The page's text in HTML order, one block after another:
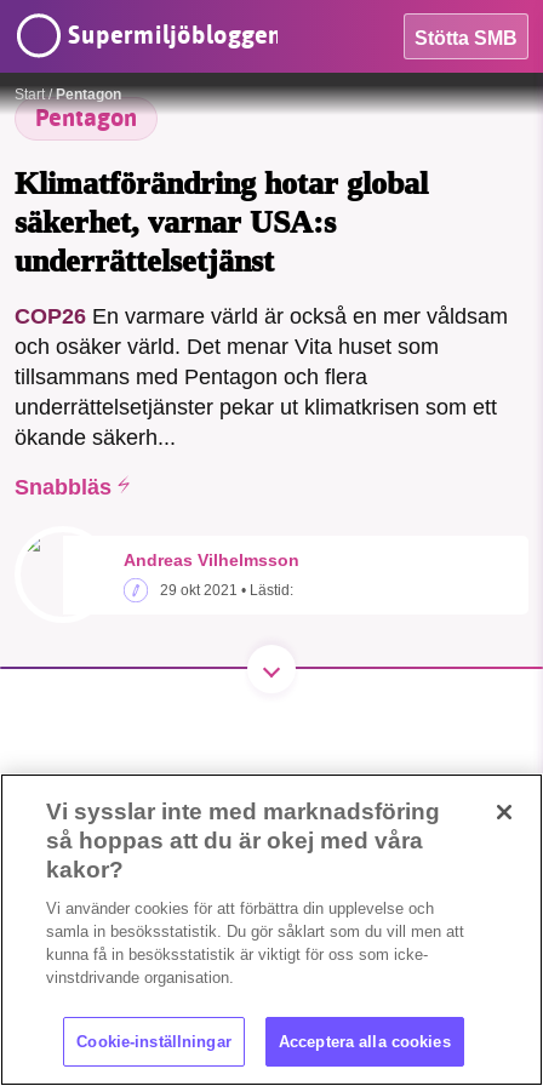
Supermiljöbloggen Stötta SMB
OMRÅDEN
MILJÖFAKTA
OM OSS
Sök Sparade inlägg Tipsa oss
Facebook Instagram
Start/Pentagon
Pentagon
Klimatförändring hotar global
säkerhet, varnar USA:s
underrättelsetjänst
COP26 En varmare värld är också en mer våldsam
och osäker värld. Det menar Vita huset som
tillsammans med Pentagon och flera
underrättelsetjänster pekar ut klimatkrisen som ett
ökande säkerh...
Snabbläs
Andreas Vilhelmsson
29 okt 2021 • Lästid:
Bild av David Mark från Pixabay
starten 2010 har vår ideella redaktion
Stötta vårt arbete genom att swisha en slant till
1231368703
Läs vad vi vill göra
Vi sysslar inte med marknadsföring
så hoppas att du är okej med våra
kakor?
Vi använder cookies för att förbättra din upplevelse och
samla in besöksstatistik. Du gör såklart som du vill men att
kunna få in besöksstatistik är viktigt för oss som icke-
vinstdrivande organisation.
Cookie-inställningar Acceptera alla cookies